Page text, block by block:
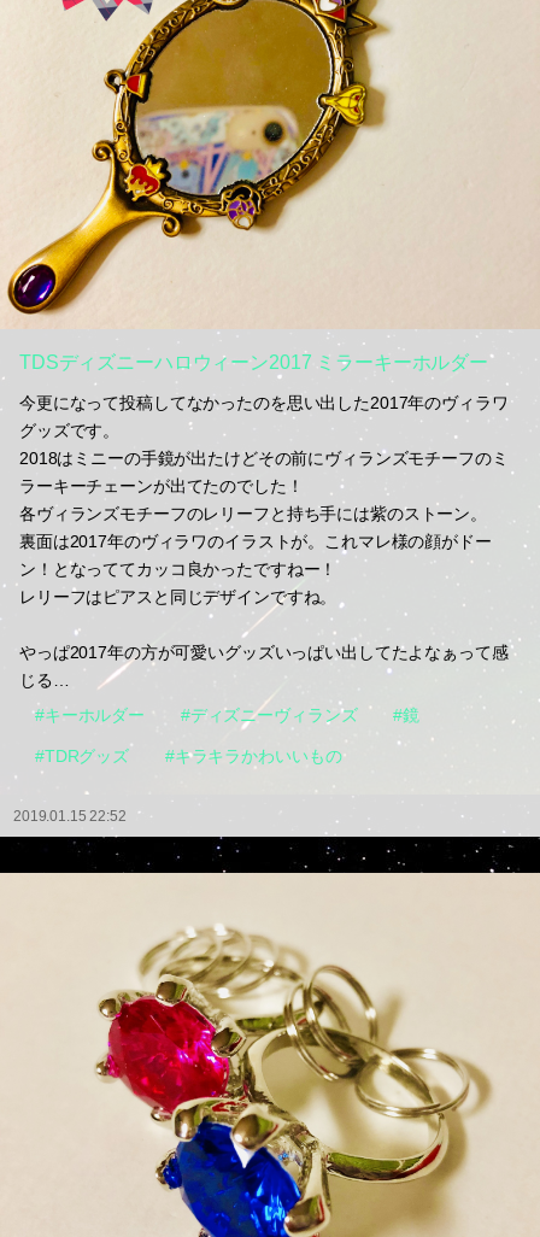
TDSディズニーハロウィーン2017 ミラーキーホルダー
今更になって投稿してなかったのを思い出した2017年のヴィラワ
グッズです。
2018はミニーの手鏡が出たけどその前にヴィランズモチーフのミ
ラーキーチェーンが出てたのでした！
各ヴィランズモチーフのレリーフと持ち手には紫のストーン。
裏面は2017年のヴィラワのイラストが。これマレ様の顔がドー
ン！となっててカッコ良かったですねー！
レリーフはピアスと同じデザインですね。
やっぱ2017年の方が可愛いグッズいっぱい出してたよなぁって感
じる…
#キーホルダー
#ディズニーヴィランズ #鏡
#TDRグッズ #キラキラかわいいもの
2019.01.15 22:52